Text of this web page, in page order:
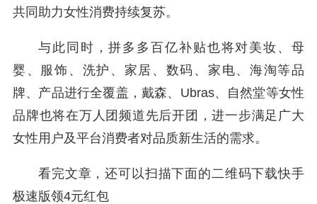
共同助力女性消费持续复苏。
与此同时，拼多多百亿补贴也将对美妆、母
婴、服饰、洗护、家居、数码、家电、海淘等品
牌、产品进行全覆盖，戴森、Ubras、自然堂等女性
品牌也将在万人团频道先后开团，进一步满足广大
女性用户及平台消费者对品质新生活的需求。
看完文章，还可以扫描下面的二维码下载快手
极速版领4元红包